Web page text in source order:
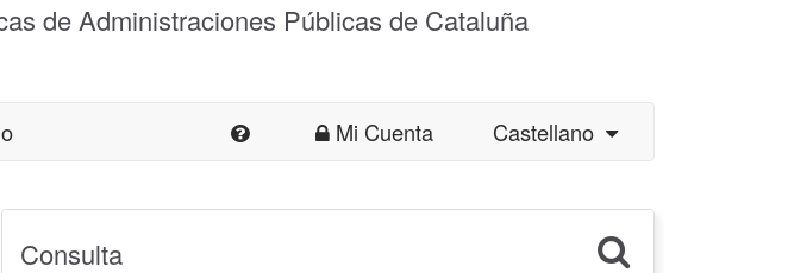
de Administraciones Públicas de Cataluña
Mi Cuenta Castellano
Consulta